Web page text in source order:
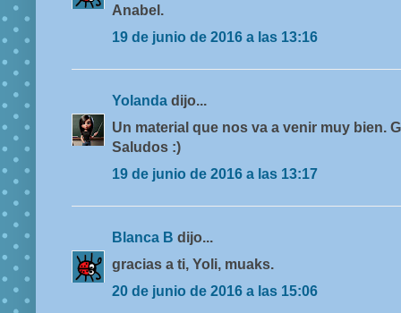
Anabel.
19 de junio de 2016 a las 13:16
Yolanda dijo...
Un material que nos va a venir muy bien.
Saludos :)
19 de junio de 2016 a las 13:17
Blanca B dijo...
gracias a ti, Yoli, muaks.
20 de junio de 2016 a las 15:06